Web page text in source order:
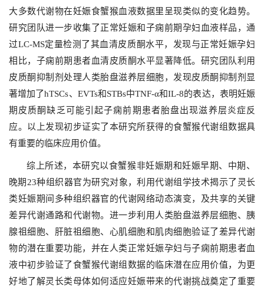
大多数代谢物在妊娠食蟹猴血液数据里呈现类似的变化趋势。
研究团队进一步收集了正常妊娠和子痫前期孕妇血液样品，通
过LC-MS定量检测了其血清皮质酮水平，发现与正常妊娠孕妇
相比，子痫前期患者血清皮质酮水平显著降低。研究团队利用
皮质酮抑制剂处理人类胎盘滋养层细胞，发现皮质酮抑制剂显
著增加了hTSCs、EVTs和STBs中TNF-α和IL-8的表达，表明妊娠
期皮质酮缺乏可能引起子痫前期患者胎盘出现滋养层炎症反
应。以上发现初步证实了本研究所获得的食蟹猴代谢组数据具
有重要的临床应用价值。
综上所述，本研究以食蟹猴非妊娠期和妊娠早期、中期、
晚期23种组织器官为研究对象，利用代谢组学技术揭示了灵长
类妊娠期间多种组织器官的代谢网络动态演变，及共享的关键
差异代谢通路和代谢物。进一步利用人类胎盘滋养层细胞、胰
腺祖细胞、肝脏祖细胞、心肌细胞和肌肉细胞验证了差异代谢
物的潜在重要功能，并在人类正常妊娠孕妇与子痫前期患者血
液中初步验证了食蟹猴代谢组数据的临床潜在应用价值，为更
好地了解灵长类母体如何适应妊娠带来的代谢挑战奠定了重要